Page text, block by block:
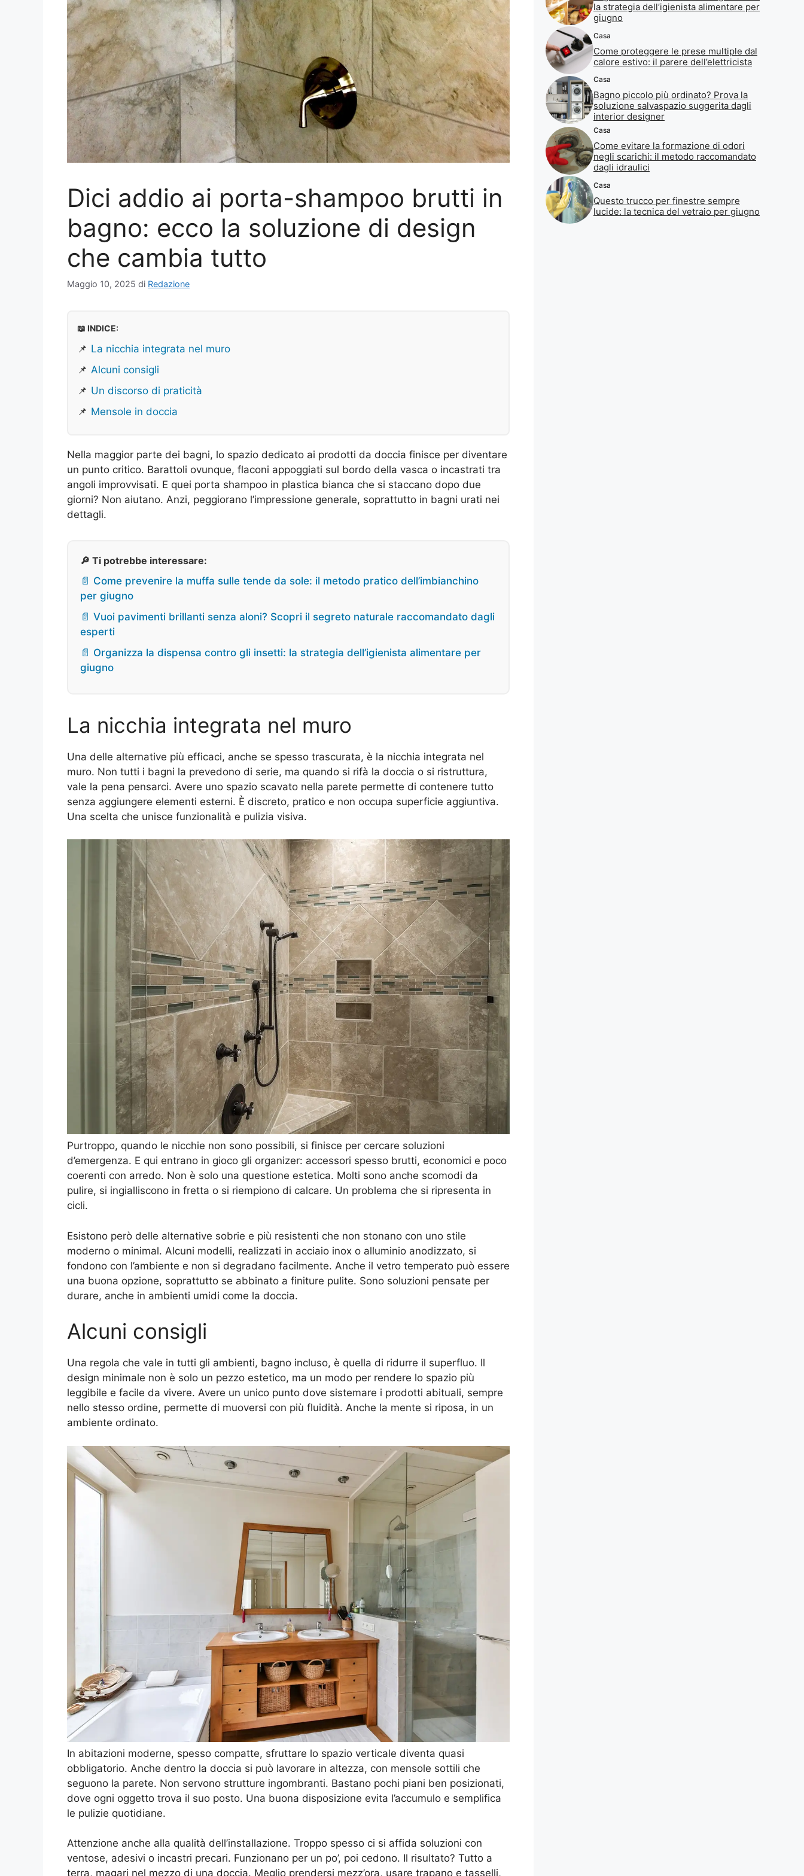
Dici addio ai porta-shampoo brutti in
bagno: ecco la soluzione di design
che cambia tutto
Maggio 10, 2025 di Redazione
📖 INDICE:
📌 La nicchia integrata nel muro
📌 Alcuni consigli
📌 Un discorso di praticità
📌 Mensole in doccia
Nella maggior parte dei bagni, lo spazio dedicato ai prodotti da doccia finisce per diventare
un punto critico. Barattoli ovunque, flaconi appoggiati sul bordo della vasca o incastrati tra
angoli improvvisati. E quei porta shampoo in plastica bianca che si staccano dopo due
giorni? Non aiutano. Anzi, peggiorano l’impressione generale, soprattutto in bagni urati nei
dettagli.
🔎 Ti potrebbe interessare:
📄 Come prevenire la muffa sulle tende da sole: il metodo pratico dell’imbianchino
per giugno
📄 Vuoi pavimenti brillanti senza aloni? Scopri il segreto naturale raccomandato dagli
esperti
📄 Organizza la dispensa contro gli insetti: la strategia dell’igienista alimentare per
giugno
La nicchia integrata nel muro
Una delle alternative più efficaci, anche se spesso trascurata, è la nicchia integrata nel
muro. Non tutti i bagni la prevedono di serie, ma quando si rifà la doccia o si ristruttura,
vale la pena pensarci. Avere uno spazio scavato nella parete permette di contenere tutto
senza aggiungere elementi esterni. È discreto, pratico e non occupa superficie aggiuntiva.
Una scelta che unisce funzionalità e pulizia visiva.
Purtroppo, quando le nicchie non sono possibili, si finisce per cercare soluzioni
d’emergenza. E qui entrano in gioco gli organizer: accessori spesso brutti, economici e poco
coerenti con arredo. Non è solo una questione estetica. Molti sono anche scomodi da
pulire, si ingialliscono in fretta o si riempiono di calcare. Un problema che si ripresenta in
cicli.
Esistono però delle alternative sobrie e più resistenti che non stonano con uno stile
moderno o minimal. Alcuni modelli, realizzati in acciaio inox o alluminio anodizzato, si
fondono con l’ambiente e non si degradano facilmente. Anche il vetro temperato può essere
una buona opzione, soprattutto se abbinato a finiture pulite. Sono soluzioni pensate per
durare, anche in ambienti umidi come la doccia.
Alcuni consigli
Una regola che vale in tutti gli ambienti, bagno incluso, è quella di ridurre il superfluo. Il
design minimale non è solo un pezzo estetico, ma un modo per rendere lo spazio più
leggibile e facile da vivere. Avere un unico punto dove sistemare i prodotti abituali, sempre
nello stesso ordine, permette di muoversi con più fluidità. Anche la mente si riposa, in un
ambiente ordinato.
In abitazioni moderne, spesso compatte, sfruttare lo spazio verticale diventa quasi
obbligatorio. Anche dentro la doccia si può lavorare in altezza, con mensole sottili che
seguono la parete. Non servono strutture ingombranti. Bastano pochi piani ben posizionati,
dove ogni oggetto trova il suo posto. Una buona disposizione evita l’accumulo e semplifica
le pulizie quotidiane.
Attenzione anche alla qualità dell’installazione. Troppo spesso ci si affida soluzioni con
ventose, adesivi o incastri precari. Funzionano per un po’, poi cedono. Il risultato? Tutto a
terra, magari nel mezzo di una doccia. Meglio prendersi mezz’ora, usare trapano e tasselli,
la strategia dell’igienista alimentare per
giugno
Casa
Come proteggere le prese multiple dal
calore estivo: il parere dell’elettricista
Casa
Bagno piccolo più ordinato? Prova la
soluzione salvaspazio suggerita dagli
interior designer
Casa
Come evitare la formazione di odori
negli scarichi: il metodo raccomandato
dagli idraulici
Casa
Questo trucco per finestre sempre
lucide: la tecnica del vetraio per giugno